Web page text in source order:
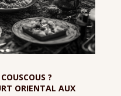
?
ORIENTAL AUX